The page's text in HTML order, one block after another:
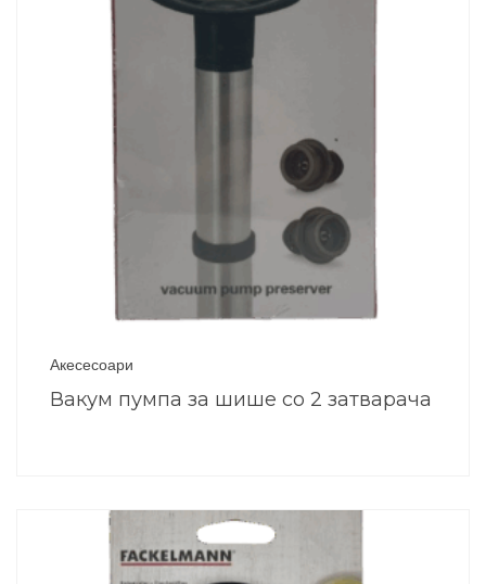
Акесесоари
Вакум пумпа за шише со 2 затварача